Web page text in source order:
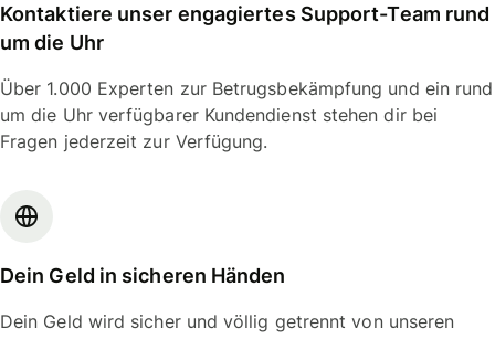
Kontaktiere unser engagiertes Support-Team rund
um die Uhr
Über 1.000 Experten zur Betrugsbekämpfung und ein rund
um die Uhr verfügbarer Kundendienst stehen dir bei
Fragen jederzeit zur Verfügung.
Dein Geld in sicheren Händen
Dein Geld wird sicher und völlig getrennt von unseren